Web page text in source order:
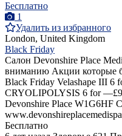
Бесплатно
1
Удалить из избранного
London, United Kingdom
Black Friday
Салон Devonshire Place
вниманию Акции которые
Black Friday Velashape III
CRYOLIPOLYSIS 6 for
Devonshire Place W1G6HF
Бесплатно